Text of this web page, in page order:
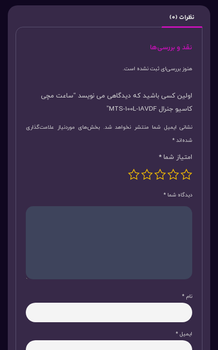
نظرات (0)
نقد و بررسی‌ها
هنوز بررسی‌ای ثبت نشده است.
اولین کسی باشید که دیدگاهی می نویسد “ساعت مچی
کاسیو جنرال MTS-100L-1AVDF”
نشانی ایمیل شما منتشر نخواهد شد. بخش‌های موردنیاز علامت‌گذاری
شده‌اند*
امتیاز شما *
دیدگاه شما *
نام *
ایمیل*